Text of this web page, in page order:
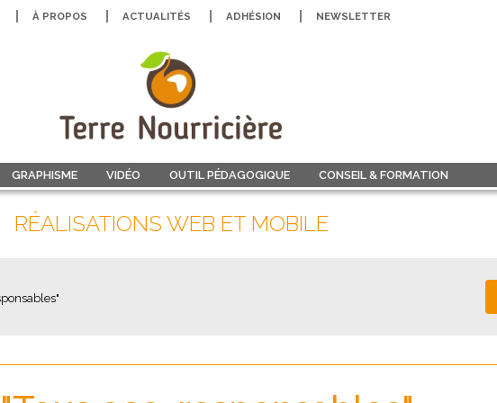
À PROPOS ACTUALITÉS ADHÉSION NEWSLETTER
GRAPHISME VIDÉO OUTIL PÉDAGOGIQUE CONSEIL & FORMATION
RÉALISATIONS WEB ET MOBILE